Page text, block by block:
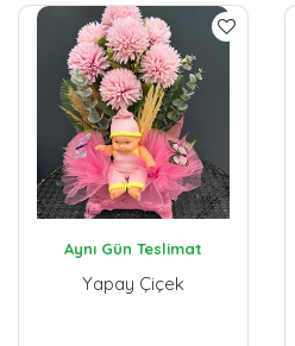
Aynı Gün Teslimat
Yapay Çiçek